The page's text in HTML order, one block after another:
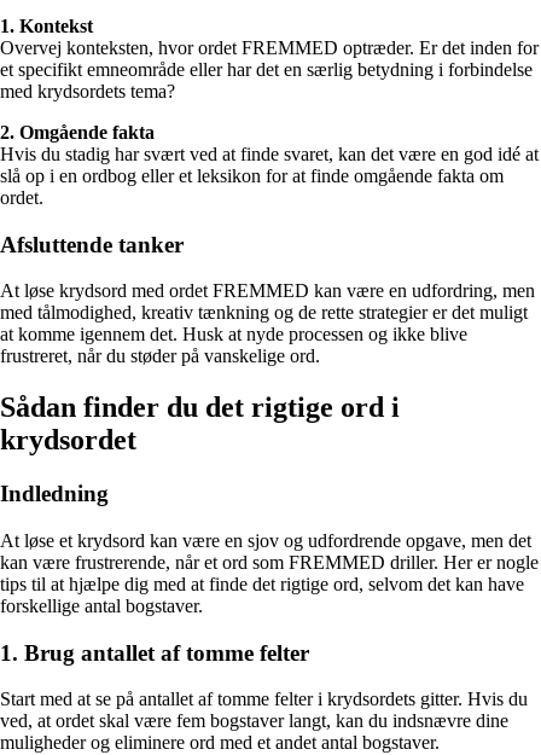
1. Kontekst
Overvej konteksten, hvor ordet FREMMED optræder. Er det inden for
et specifikt emneområde eller har det en særlig betydning i forbindelse
med krydsordets tema?
2. Omgående fakta
Hvis du stadig har svært ved at finde svaret, kan det være en god idé at
slå op i en ordbog eller et leksikon for at finde omgående fakta om
ordet.
Afsluttende tanker
At løse krydsord med ordet FREMMED kan være en udfordring, men
med tålmodighed, kreativ tænkning og de rette strategier er det muligt
at komme igennem det. Husk at nyde processen og ikke blive
frustreret, når du støder på vanskelige ord.
Sådan finder du det rigtige ord i
krydsordet
Indledning
At løse et krydsord kan være en sjov og udfordrende opgave, men det
kan være frustrerende, når et ord som FREMMED driller. Her er nogle
tips til at hjælpe dig med at finde det rigtige ord, selvom det kan have
forskellige antal bogstaver.
1. Brug antallet af tomme felter
Start med at se på antallet af tomme felter i krydsordets gitter. Hvis du
ved, at ordet skal være fem bogstaver langt, kan du indsnævre dine
muligheder og eliminere ord med et andet antal bogstaver.